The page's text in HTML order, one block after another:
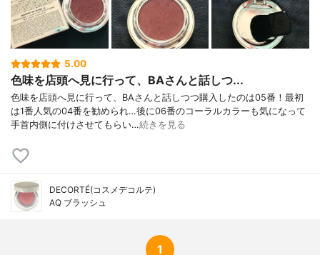
5.00
色味を店頭へ見に行って、BAさんと話しつ...
色味を店頭へ見に行って、BAさんと話しつつ購入したのは05番！最初
は1番人気の04番を勧められ…後に06番のコーラルカラーも気になって
手首内側に付けさせてもらい…続きを見る
DECORTÉ(コスメデコルテ)
AQ ブラッシュ
1